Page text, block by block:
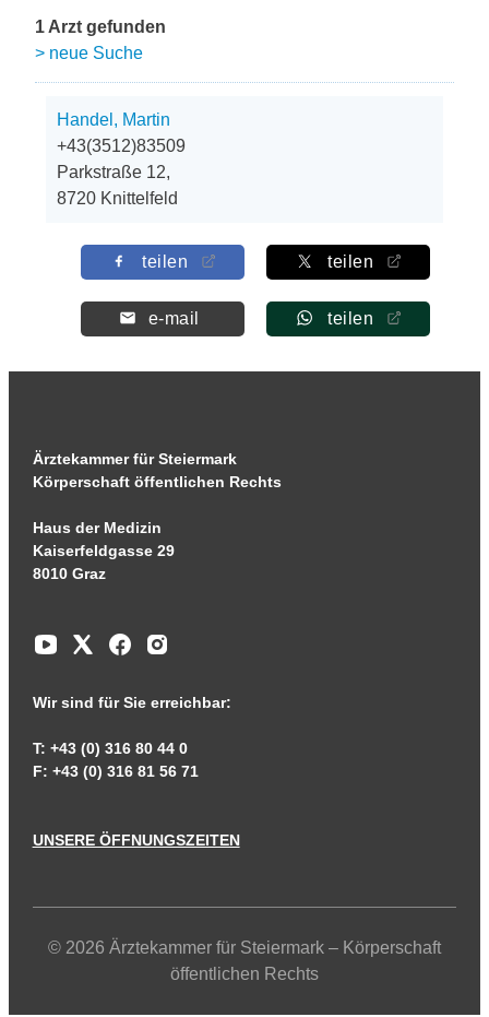
1 Arzt gefunden
> neue Suche
Handel, Martin
+43(3512)83509
Parkstraße 12,
8720 Knittelfeld
teilen teilen
e-mail teilen
Ärztekammer für Steiermark
Körperschaft öffentlichen Rechts
Haus der Medizin
Kaiserfeldgasse 29
8010 Graz
Wir sind für Sie erreichbar:
T: +43 (0) 316 80 44 0
F: +43 (0) 316 81 56 71
UNSERE ÖFFNUNGSZEITEN
© 2026 Ärztekammer für Steiermark – Körperschaft
öffentlichen Rechts